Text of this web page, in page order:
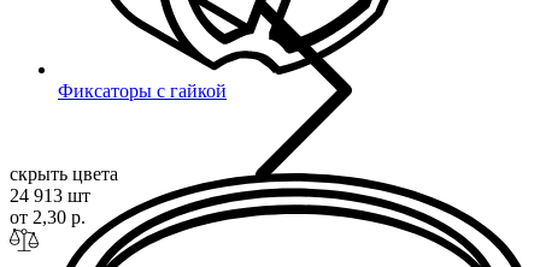
Фиксаторы с гайкой
скрыть цвета
24 913 шт
от 2,30 р.